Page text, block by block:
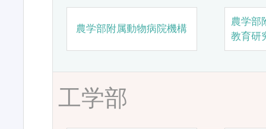
農学部附属動物病院機構
農学部
教育研
工学部